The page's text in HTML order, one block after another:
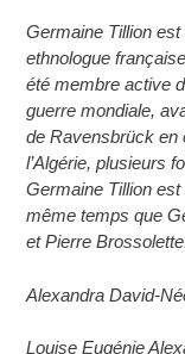
Germaine Tillion
ethnologue
été membre active
guerre mondiale,
de Ravensbrück en
l’Algérie, plusieurs
Germaine Tillion
même temps que
et Pierre
Alexandra David-
Louise Eugénie